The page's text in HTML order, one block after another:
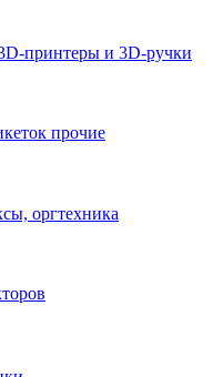
принтеры и 3D-ручки
прочие
оргтехника